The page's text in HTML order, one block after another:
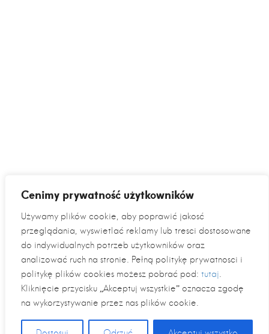
Cenimy prywatność użytkowników
Używamy plików cookie, aby poprawić jakość
przeglądania, wyświetlać reklamy lub treści dostosowane
do indywidualnych potrzeb użytkowników oraz
analizować ruch na stronie. Pełną politykę prywatności i
politykę plików cookies możesz pobrać pod: tutaj.
Kliknięcie przycisku „Akceptuj wszystkie” oznacza zgodę
na wykorzystywanie przez nas plików cookie.